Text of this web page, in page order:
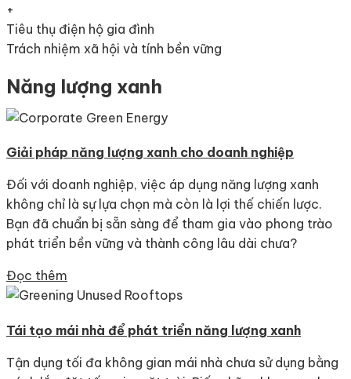
+
Tiêu thụ điện hộ gia đình
Trách nhiệm xã hội và tính bền vững
Năng lượng xanh
Giải pháp năng lượng xanh cho doanh nghiệp
Đối với doanh nghiệp, việc áp dụng năng lượng xanh
không chỉ là sự lựa chọn mà còn là lợi thế chiến lược.
Bạn đã chuẩn bị sẵn sàng để tham gia vào phong trào
phát triển bền vững và thành công lâu dài chưa?
Đọc thêm
Tái tạo mái nhà để phát triển năng lượng xanh
Tận dụng tối đa không gian mái nhà chưa sử dụng bằng